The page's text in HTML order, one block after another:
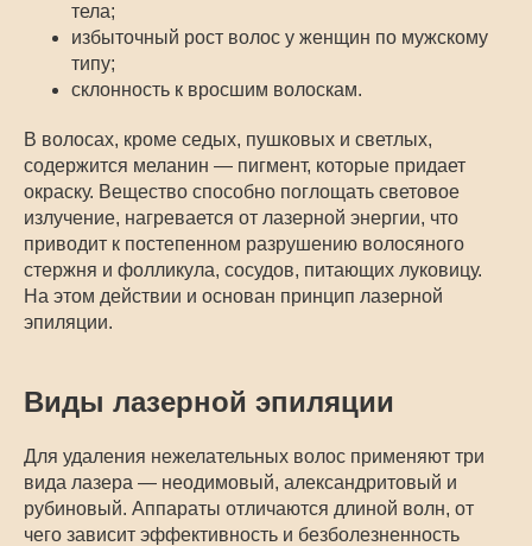
тела;
избыточный рост волос у женщин по мужскому
типу;
склонность к вросшим волоскам.
В волосах, кроме седых, пушковых и светлых,
содержится меланин — пигмент, которые придает
окраску. Вещество способно поглощать световое
излучение, нагревается от лазерной энергии, что
приводит к постепенном разрушению волосяного
стержня и фолликула, сосудов, питающих луковицу.
На этом действии и основан принцип лазерной
эпиляции.
Виды лазерной эпиляции
Для удаления нежелательных волос применяют три
вида лазера — неодимовый, александритовый и
рубиновый. Аппараты отличаются длиной волн, от
чего зависит эффективность и безболезненность